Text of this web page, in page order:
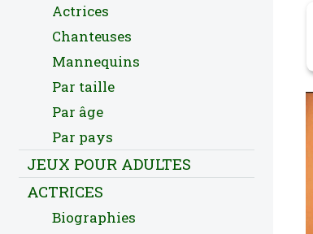
Actrices
Chanteuses
Mannequins
Par taille
Par âge
Par pays
JEUX POUR ADULTES
ACTRICES
Biographies